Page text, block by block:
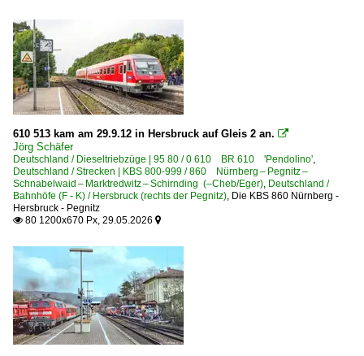
610 513 kam am 29.9.12 in Hersbruck auf Gleis 2 an. 
Jörg Schäfer
Deutschland / Dieseltriebzüge | 95 80 / 0 610 BR 610 'Pendolino',
Deutschland / Strecken | KBS 800-999 / 860 Nürnberg – Pegnitz –
Schnabelwaid – Marktredwitz – Schirnding (–Cheb/Eger), Deutschland /
Bahnhöfe (F - K) / Hersbruck (rechts der Pegnitz), Die KBS 860 Nürnberg -
Hersbruck - Pegnitz
 80 1200x670 Px, 29.05.2026 